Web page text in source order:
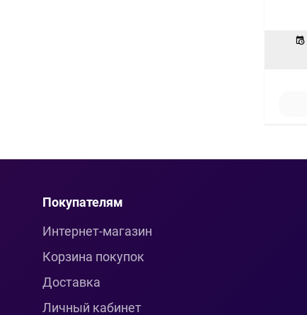
Покупателям
Интернет-магазин
Корзина покупок
Доставка
Личный кабинет